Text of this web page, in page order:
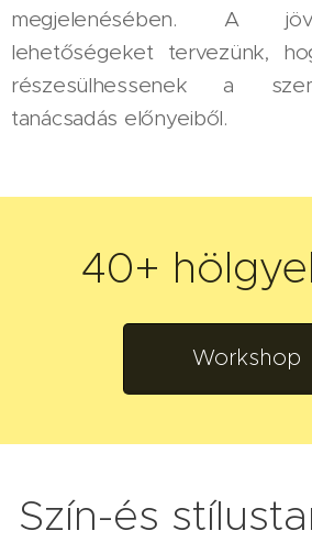
megjelenésében. A
lehetőségeket tervezünk,
részesülhessenek a
tanácsadás előnyeiből.
40+
Workshop
Szín-és